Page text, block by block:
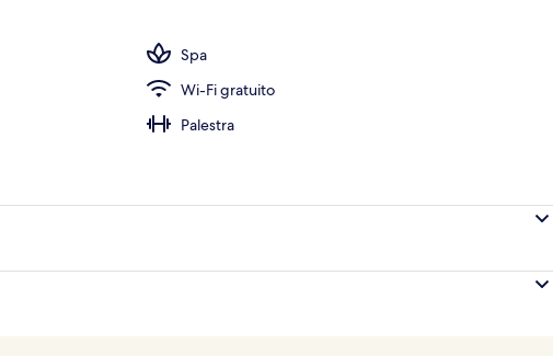
Spa
Wi-Fi gratuito
Palestra